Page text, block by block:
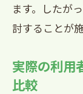
西宮
コミ
方の
ます。したが
討することが
実際の利用
比較